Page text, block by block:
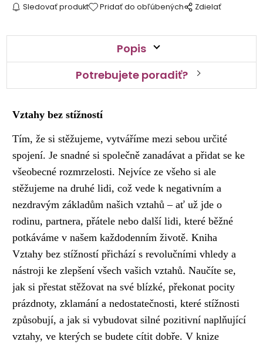
Sledovať produkt Pridať do obľúbených Zdielať
Popis
Potrebujete poradiť?
Vztahy bez stížností
Tím, že si stěžujeme, vytváříme mezi sebou určité
spojení. Je snadné si společně zanadávat a přidat se ke
všeobecné rozmrzelosti. Nejvíce ze všeho si ale
stěžujeme na druhé lidi, což vede k negativním a
nezdravým základům našich vztahů – ať už jde o
rodinu, partnera, přátele nebo další lidi, které běžné
potkáváme v našem každodenním životě. Kniha
Vztahy bez stížností přichází s revolučními vhledy a
nástroji ke zlepšení všech vašich vztahů. Naučíte se,
jak si přestat stěžovat na své blízké, překonat pocity
prázdnoty, zklamání a nedostatečnosti, které stížnosti
způsobují, a jak si vybudovat silné pozitivní naplňující
vztahy, ve kterých se budete cítit dobře. V knize